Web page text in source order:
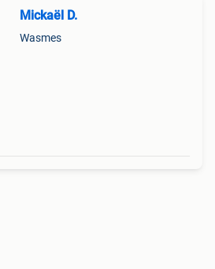
Mickaël D.
Wasmes